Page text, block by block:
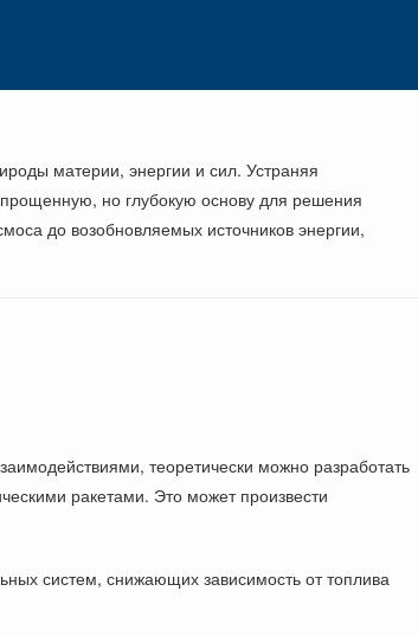
материи, энергии и сил. Устраняя
но глубокую основу для решения
до возобновляемых источников энергии,
теоретически можно разработать
ракетами. Это может произвести
систем, снижающих зависимость от топлива